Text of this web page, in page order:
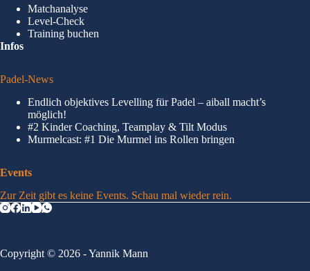
Matchanalyse
Level-Check
Training buchen
Infos
Padel-News
Endlich objektives Levelling für Padel – aiball macht’s
möglich!
#2 Kinder Coaching, Teamplay & Tilt Modus
Murmelcast: #1 Die Murmel ins Rollen bringen
Events
Zur Zeit gibt es keine Events. Schau mal wieder rein.
Copyright © 2026 - Yannik Mann